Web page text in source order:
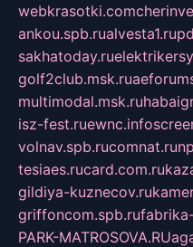
webkrasotki.com
ankou.spb.rualvesta1.ru
sakhatoday.ru
golf2club.msk.ru
multimodal.msk.ru
isz-fest.ruewnc.info
volnav.spb.rucomnat.ru
tesiaes.rucard.com.ru
gildiya-kuznecov.ru
griffoncom.spb.ru
PARK-MATROSOVA.RU